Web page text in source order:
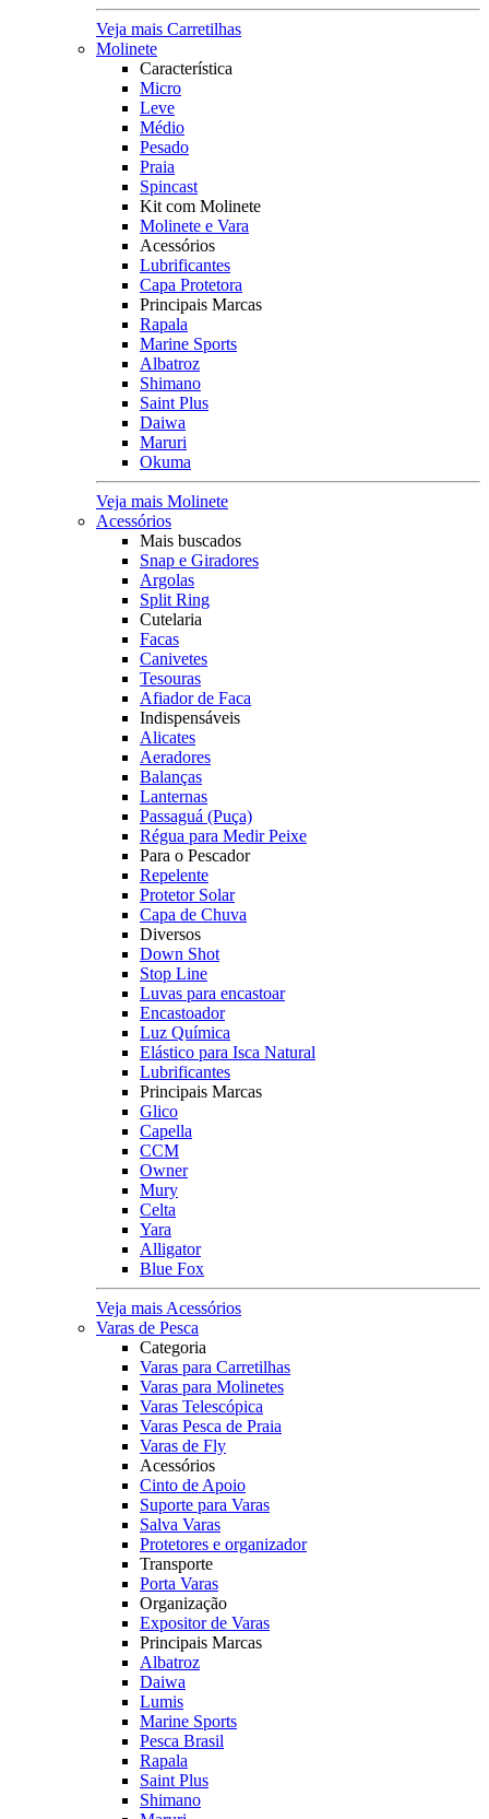
Veja mais Carretilhas
Molinete
Característica
Micro
Leve
Médio
Pesado
Praia
Spincast
Kit com Molinete
Molinete e Vara
Acessórios
Lubrificantes
Capa Protetora
Principais Marcas
Rapala
Marine Sports
Albatroz
Shimano
Saint Plus
Daiwa
Maruri
Okuma
Veja mais Molinete
Acessórios
Mais buscados
Snap e Giradores
Argolas
Split Ring
Cutelaria
Facas
Canivetes
Tesouras
Afiador de Faca
Indispensáveis
Alicates
Aeradores
Balanças
Lanternas
Passaguá (Puça)
Régua para Medir Peixe
Para o Pescador
Repelente
Protetor Solar
Capa de Chuva
Diversos
Down Shot
Stop Line
Luvas para encastoar
Encastoador
Luz Química
Elástico para Isca Natural
Lubrificantes
Principais Marcas
Glico
Capella
CCM
Owner
Mury
Celta
Yara
Alligator
Blue Fox
Veja mais Acessórios
Varas de Pesca
Categoria
Varas para Carretilhas
Varas para Molinetes
Varas Telescópica
Varas Pesca de Praia
Varas de Fly
Acessórios
Cinto de Apoio
Suporte para Varas
Salva Varas
Protetores e organizador
Transporte
Porta Varas
Organização
Expositor de Varas
Principais Marcas
Albatroz
Daiwa
Lumis
Marine Sports
Pesca Brasil
Rapala
Saint Plus
Shimano